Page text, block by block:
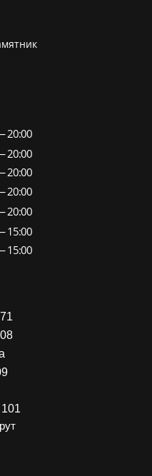
20:00
20:00
20:00
20:00
20:00
15:00
15:00